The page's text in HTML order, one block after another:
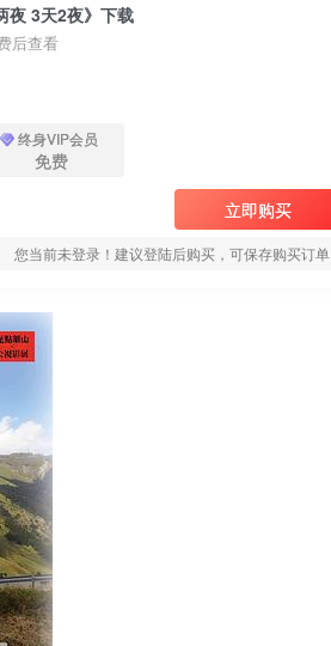
夜 3天2夜》下载
后查看
终身VIP会员
免费
立即购买
您当前未登录！建议登陆后购买，可保存购买订单